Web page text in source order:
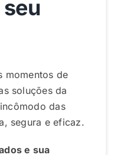
momentos de
soluções da
das
segura e eficaz.
e sua